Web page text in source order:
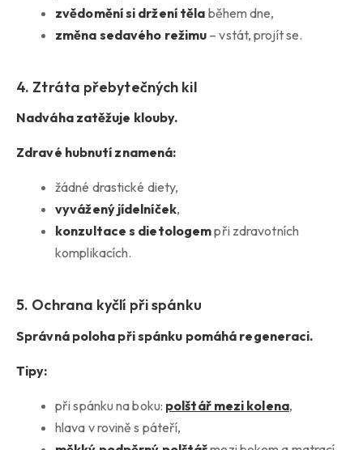
zvědomění si držení těla během dne,
změna sedavého režimu – vstát, projít se.
4. Ztráta přebytečných kil
Nadváha zatěžuje klouby.
Zdravé hubnutí znamená:
žádné drastické diety,
vyvážený jídelníček,
konzultace s dietologempři zdravotních
komplikacích.
5. Ochrana kyčlí při spánku
Správná poloha při spánku pomáhá regeneraci.
Tipy:
při spánku na boku: polštář mezi kolena,
hlava v rovině s páteří,